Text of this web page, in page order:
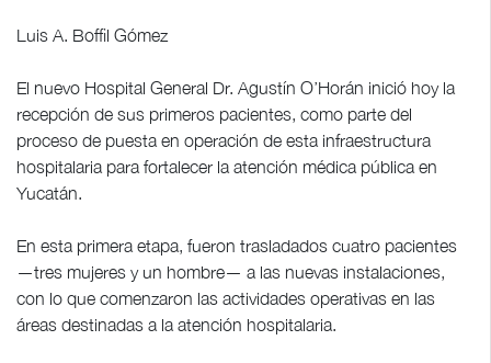
Luis A. Boffil Gómez
El nuevo Hospital General Dr. Agustín O’Horán inició hoy la
recepción de sus primeros pacientes, como parte del
proceso de puesta en operación de esta infraestructura
hospitalaria para fortalecer la atención médica pública en
Yucatán.
En esta primera etapa, fueron trasladados cuatro pacientes
—tres mujeres y un hombre— a las nuevas instalaciones,
con lo que comenzaron las actividades operativas en las
áreas destinadas a la atención hospitalaria.